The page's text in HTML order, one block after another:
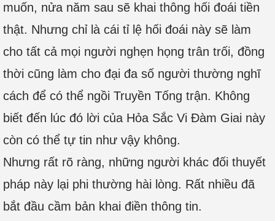
muốn, nửa năm sau sẽ khai thông hối đoái tiền
thật. Nhưng chỉ là cái tỉ lệ hối đoái này sẽ làm
cho tất cả mọi người nghẹn họng trân trối, đồng
thời cũng làm cho đại đa số người thường nghĩ
cách để có thể ngồi Truyền Tống trận. Không
biết đến lúc đó lời của Hỏa Sắc Vi Đàm Giai này
còn có thể tự tin như vậy không.
Nhưng rất rõ ràng, những người khác đối thuyết
pháp này lại phi thường hài lòng. Rất nhiều đã
bắt đầu cầm bản khai điền thông tin.